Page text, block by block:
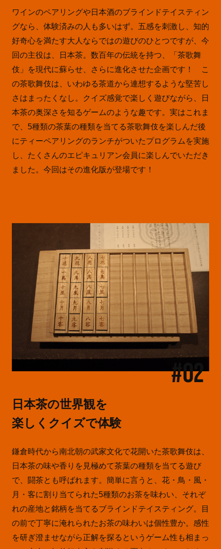
ワインのペアリングや日本酒のブラインドテイスティン
グなら、体験済みの人も多いはず。五感を刺激し、知的
好奇心を満たす大人ならではの遊びのひとつですが、今
回の主役は、日本茶。数百年の伝統を持つ、「茶歌舞
伎」を現代に蘇らせ、さらに進化させた企画です！ こ
の茶歌舞伎は、いわゆる茶道から連想するような堅苦し
さはまったくなし。クイズ感覚で楽しく遊びながら、日
本茶の奥深さを知るゲームのような趣です。実はこれま
で、5種類の茶葉の種類を当てる茶歌舞伎を楽しんだ後
にティーペアリングのランチがついたプログラムを実施
し、たくさんのエピキュリアン会員に楽しんでいただき
ました。今回はその進化版が登場です！
#02
日本茶の世界観を
楽しくクイズで体験
鎌倉時代から南北朝の武家文化で花開いた茶歌舞伎は、
日本茶の味や香りを見極めて茶葉の種類を当てる遊び
で、闘茶とも呼ばれます。簡単に言うと、花・鳥・風・
月・客に割り当てられた5種類のお茶を味わい、それぞ
れの産地と銘柄を当てるブラインドテイスティング。目
の前で丁寧に淹れられたお茶の味わいは個性豊か。感性
を研ぎ澄ませながら正解を探るというゲーム性も相まっ